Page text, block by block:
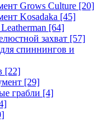
Grows Culture [20]
Kosadaka [45]
[64]
захват [57]
спиннингов и
[22]
[29]
грабли [4]